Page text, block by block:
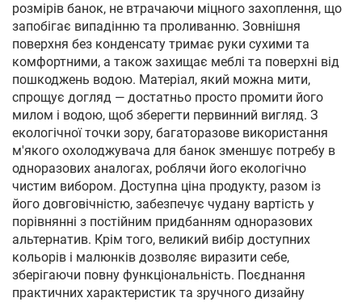
розмірів банок, не втрачаючи міцного захоплення, що
запобігає випадінню та проливанню. Зовнішня
поверхня без конденсату тримає руки сухими та
комфортними, а також захищає меблі та поверхні від
пошкоджень водою. Матеріал, який можна мити,
спрощує догляд — достатньо просто промити його
милом і водою, щоб зберегти первинний вигляд. З
екологічної точки зору, багаторазове використання
м'якого охолоджувача для банок зменшує потребу в
одноразових аналогах, роблячи його екологічно
чистим вибором. Доступна ціна продукту, разом із
його довговічністю, забезпечує чудану вартість у
порівнянні з постійним придбанням одноразових
альтернатив. Крім того, великий вибір доступних
кольорів і малюнків дозволяє виразити себе,
зберігаючи повну функціональність. Поєднання
практичних характеристик та зручного дизайну